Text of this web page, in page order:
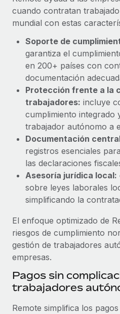
Gestión de dispositivos
Proporciona dispositivos
en todo el mundo.
Apertura de entidades
Abre entidades conforme
Movilidad y reubicación
Reubica a los empleados
Prestaciones
Gestiona las prestaciones
complicaciones.
Explora el blog
BLOG
Novedades de producto
Integraciones con
Management Plus
La misión de Remote sigue
todos los tamaños a contratar,
Más información
Pento se convierte en
con Remote
Gestionar las nóminas
semanas en hacerlo
Más información
cuando contratan
mundial con estas
Soporte de
garantiza el
en 200+ países con
documentación
Protección frente a la
trabajadores: incluye
cumplimiento integrado
trabajador autónomo a
Documentación
registros esenciales
las declaraciones
Asesoría jurídica local:
sobre leyes laborales
simplificando la
El enfoque optimizado de
riesgos de cumplimiento
gestión de trabajadores
empresas.
Pagos sin
trabajadores
Remote simplifica los